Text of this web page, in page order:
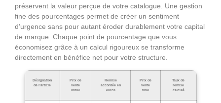
préservent la valeur perçue de votre catalogue. Une gestion
fine des pourcentages permet de créer un sentiment
d’urgence sans pour autant éroder durablement votre capital
de marque. Chaque point de pourcentage que vous
économisez grâce à un calcul rigoureux se transforme
directement en bénéfice net pour votre structure.
Désignation
de l’article
Prix de
vente
initial
Remise
accordée en
euros
Prix de
vente
final
Taux de
remise
calculé